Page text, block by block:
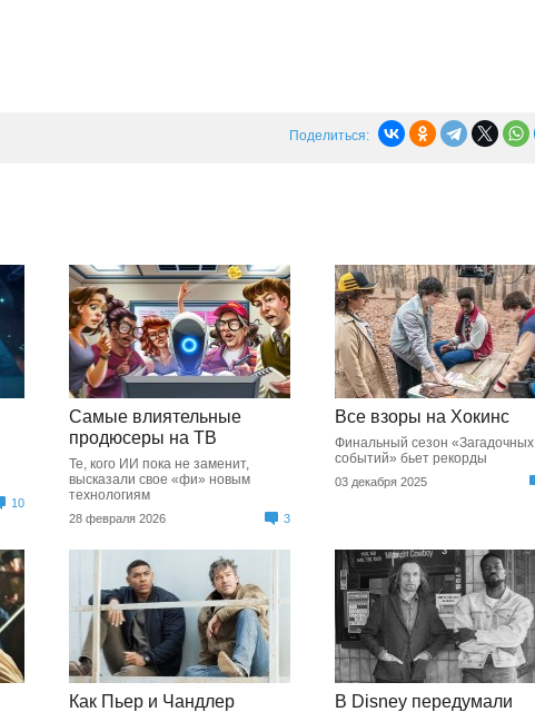
Поделиться:
10
Самые влиятельные
продюсеры на ТВ
Те, кого ИИ пока не заменит,
высказали свое «фи» новым
технологиям
28 февраля 2026 3
Все взоры на Хокинс
Финальный сезон «Загадочных
событий» бьет рекорды
03 декабря 2025
Как Пьер и Чандлер
В Disney передумали